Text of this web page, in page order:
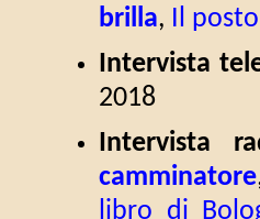
brilla, Il
Intervista
2018
Intervista
camminatore
libro di